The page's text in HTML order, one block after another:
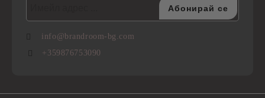
info@brandroom-bg.com
+359876753090